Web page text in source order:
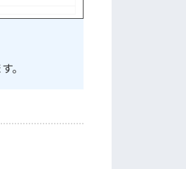
。